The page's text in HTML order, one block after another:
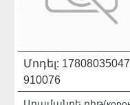
Մոդել: 17808035047
910076